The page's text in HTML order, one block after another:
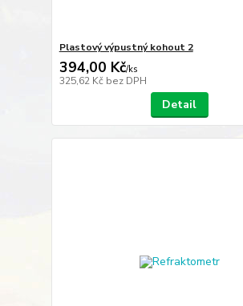
Plastový výpustný kohout 2
394,00 Kč/ks
325,62 Kč bez DPH
Detail